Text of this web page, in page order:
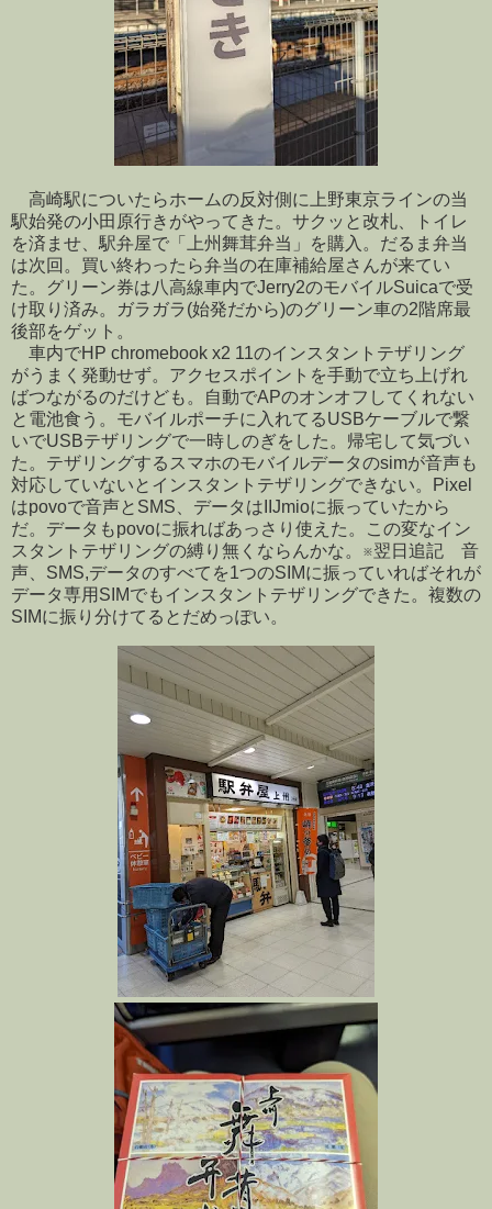
高崎駅についたらホームの反対側に上野東京ラインの当
駅始発の小田原行きがやってきた。サクッと改札、トイレ
を済ませ、駅弁屋で「上州舞茸弁当」を購入。だるま弁当
は次回。買い終わったら弁当の在庫補給屋さんが来てい
た。グリーン券は八高線車内でJerry2のモバイルSuicaで受
け取り済み。ガラガラ(始発だから)のグリーン車の2階席最
後部をゲット。
車内でHP chromebook x2 11のインスタントテザリング
がうまく発動せず。アクセスポイントを手動で立ち上げれ
ばつながるのだけども。自動でAPのオンオフしてくれない
と電池食う。モバイルポーチに入れてるUSBケーブルで繋
いでUSBテザリングで一時しのぎをした。帰宅して気づい
た。テザリングするスマホのモバイルデータのsimが音声も
対応していないとインスタントテザリングできない。Pixel
はpovoで音声とSMS、データはIIJmioに振っていたから
だ。データもpovoに振ればあっさり使えた。この変なイン
スタントテザリングの縛り無くならんかな。※翌日追記 音
声、SMS,データのすべてを1つのSIMに振っていればそれが
データ専用SIMでもインスタントテザリングできた。複数の
SIMに振り分けてるとだめっぽい。